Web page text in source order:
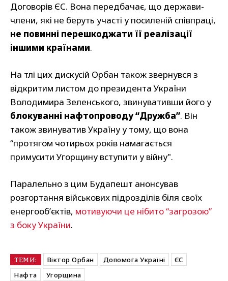
Договорів ЄС. Вона передбачає, що держави-
члени, які не беруть участі у посиленій співпраці,
не повинні перешкоджати її реалізації
іншими країнами.
На тлі цих дискусій Орбан також звернувся з
відкритим листом до президента України
Володимира Зеленського, звинувативши його у
блокуванні нафтопроводу “Дружба”. Він
також звинуватив Україну у тому, що вона
“протягом чотирьох років намагається
примусити Угорщину вступити у війну".
Паралельно з цим Будапешт анонсував
розгортання військових підрозділів біля своїх
енергооб’єктів, мотивуючи це нібито “загрозою”
з боку України.
ТЕМИ: Віктор Орбан Допомога Україні
ЄС
Нафта
Угорщина